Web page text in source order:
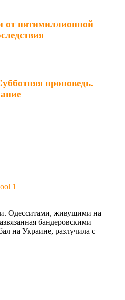
от пятимиллионной
проповедь.
1
Одесситами, живущими на
бандеровскими
на Украине, разлучила с